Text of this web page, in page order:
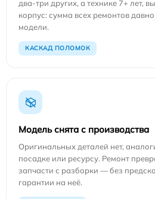
два-три других, а технике 7+ лет,
корпус: сумма всех ремонтов
модели.
КАСКАД ПОЛОМОК
Модель снята с производства
Оригинальных деталей нет,
посадке или ресурсу. Ремонт
запчасти с разборки — без
гарантии на неё.